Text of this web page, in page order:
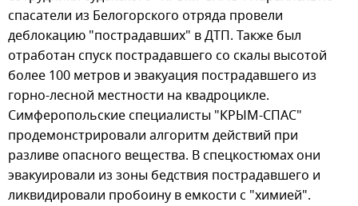
спасатели из Белогорского отряда провели
деблокацию "пострадавших" в ДТП. Также был
отработан спуск пострадавшего со скалы высотой
более 100 метров и эвакуация пострадавшего из
горно-лесной местности на квадроцикле.
Симферопольские специалисты "КРЫМ-СПАС"
продемонстрировали алгоритм действий при
разливе опасного вещества. В спецкостюмах они
эвакуировали из зоны бедствия пострадавшего и
ликвидировали пробоину в емкости с "химией".